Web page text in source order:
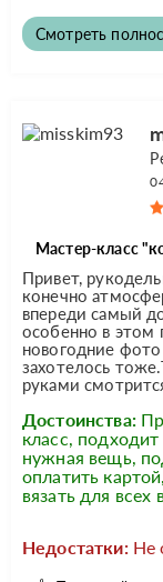
Смотреть
Мастер-класс
Привет,
конечно
впереди самый
особенно в этом
новогодние
захотелось
руками
Достоинства:
класс,
нужная вещь,
оплатить
вязать для всех
Недостатки: Не